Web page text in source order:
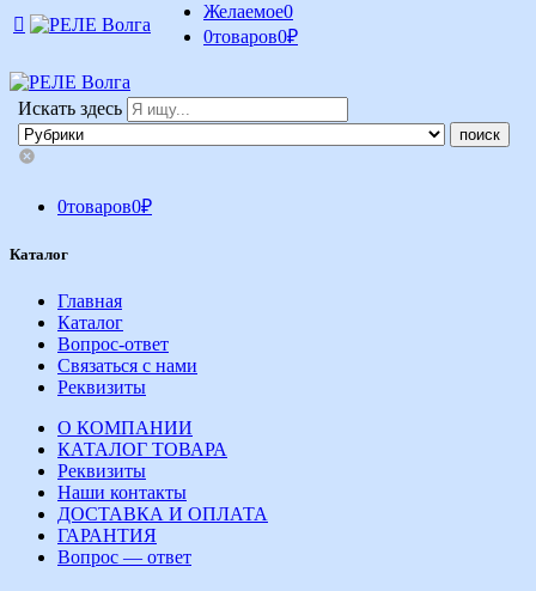
Желаемое0
0товаров0₽
Искать здесь
0товаров0₽
Каталог
Главная
Каталог
Вопрос-ответ
Связаться с нами
Реквизиты
О КОМПАНИИ
КАТАЛОГ ТОВАРА
Реквизиты
Наши контакты
ДОСТАВКА И ОПЛАТА
ГАРАНТИЯ
Вопрос — ответ